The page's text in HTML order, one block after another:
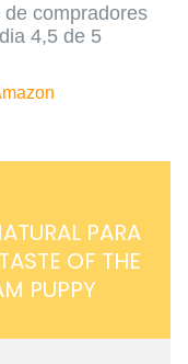
de compradores
4,5 de 5
PARA
OF THE
PUPPY